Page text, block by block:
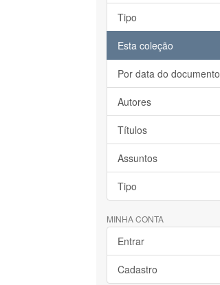
Tipo
Esta coleção
Por data do documento
Autores
Títulos
Assuntos
Tipo
MINHA CONTA
Entrar
Cadastro